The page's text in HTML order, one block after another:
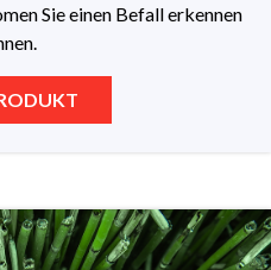
Sie einen Befall erkennen